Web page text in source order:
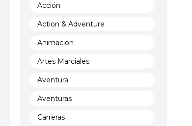
Acción
Action & Adventure
Animación
Artes Marciales
Aventura
Aventuras
Carreras